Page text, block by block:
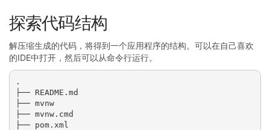
探索代码结构
解压缩生成的代码，将得到一个应用程序的结构。可以在自己喜欢
的IDE中打开，然后可以从命令行运行。
.
├── README.md
├── mvnw
├── mvnw.cmd
├── pom.xml